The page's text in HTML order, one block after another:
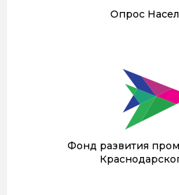
Опрос
Фонд развития